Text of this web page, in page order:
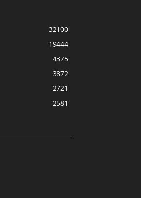
32100
19444
4375
3872
2721
2581